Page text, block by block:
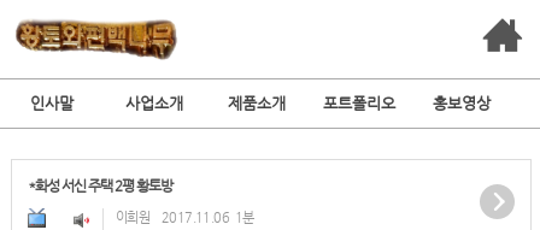
인사말 사업소개 제품소개 포트폴리오 홍보영상
*화성 서신 주택 2평 황토방
이희원 2017.11.06 1분